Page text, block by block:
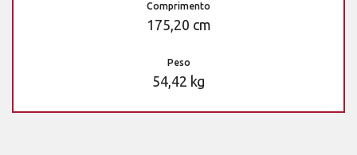
Comprimento
175,20 cm
Peso
54,42 kg